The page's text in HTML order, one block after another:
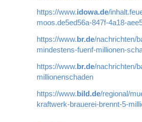
https://www.idowa.de/
moos.de5ed56a-847f-4a18-
https://www.br.de/nachrichten/
mindestens-fuenf-millionen-
https://www.br.de/nachrichten/
millionenschaden
https://www.bild.de/regional/
kraftwerk-brauerei-brennt-5-